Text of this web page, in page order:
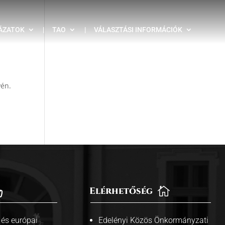
| TAO | VÁLASZTÁSI INFORMÁCIÓK
európai

Elérhetőség
Edelényi Közös Önkormányzati